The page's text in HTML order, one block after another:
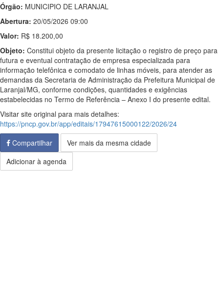
Órgão: MUNICIPIO DE LARANJAL
Abertura: 20/05/2026 09:00
Valor: R$ 18.200,00
Objeto: Constitui objeto da presente licitação o registro de preço para
futura e eventual contratação de empresa especializada para
informação telefônica e comodato de linhas móveis, para atender as
demandas da Secretaria de Administração da Prefeitura Municipal de
Laranjal/MG, conforme condições, quantidades e exigências
estabelecidas no Termo de Referência – Anexo I do presente edital.
Visitar site original para mais detalhes:
https://pncp.gov.br/app/editais/17947615000122/2026/24
Compartilhar
Ver mais da mesma cidade
Adicionar à agenda